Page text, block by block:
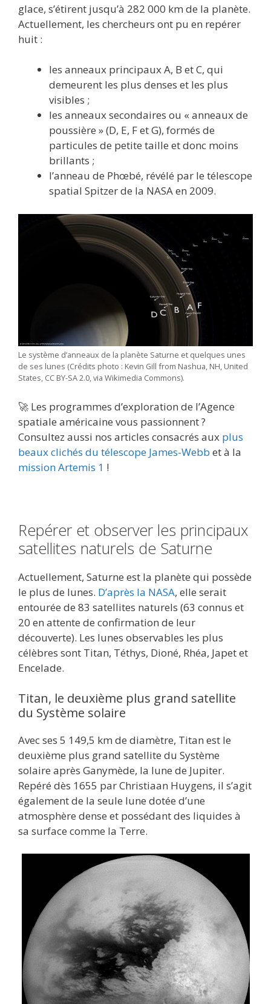
glace, s’étirent jusqu’à 282 000 km de la planète.
Actuellement, les chercheurs ont pu en repérer
huit :
les anneaux principaux A, B et C, qui
demeurent les plus denses et les plus
visibles ;
les anneaux secondaires ou « anneaux de
poussière » (D, E, F et G), formés de
particules de petite taille et donc moins
brillants ;
l’anneau de Phœbé, révélé par le télescope
spatial Spitzer de la NASA en 2009.
Le système d’anneaux de la planète Saturne et quelques unes
de ses lunes (Crédits photo : Kevin Gill from Nashua, NH, United
States, CC BY-SA 2.0, via Wikimedia Commons).
🚀 Les programmes d’exploration de l’Agence
spatiale américaine vous passionnent ?
Consultez aussi nos articles consacrés aux plus
beaux clichés du télescope James-Webb et à la
mission Artemis 1 !
Repérer et observer les principaux
satellites naturels de Saturne
Actuellement, Saturne est la planète qui possède
le plus de lunes. D’après la NASA, elle serait
entourée de 83 satellites naturels (63 connus et
20 en attente de confirmation de leur
découverte). Les lunes observables les plus
célèbres sont Titan, Téthys, Dioné, Rhéa, Japet et
Encelade.
Titan, le deuxième plus grand satellite
du Système solaire
Avec ses 5 149,5 km de diamètre, Titan est le
deuxième plus grand satellite du Système
solaire après Ganymède, la lune de Jupiter.
Repéré dès 1655 par Christiaan Huygens, il s’agit
également de la seule lune dotée d’une
atmosphère dense et possédant des liquides à
sa surface comme la Terre.